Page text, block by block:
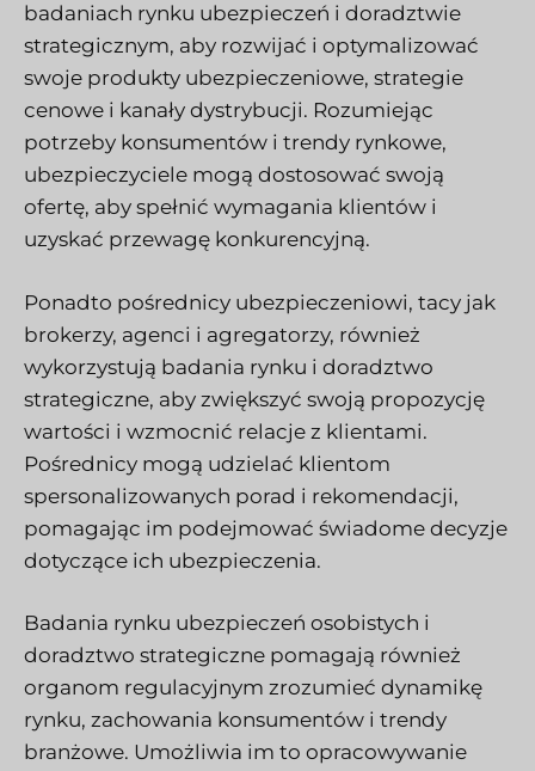
badaniach rynku ubezpieczeń i doradztwie
strategicznym, aby rozwijać i optymalizować
swoje produkty ubezpieczeniowe, strategie
cenowe i kanały dystrybucji. Rozumiejąc
potrzeby konsumentów i trendy rynkowe,
ubezpieczyciele mogą dostosować swoją
ofertę, aby spełnić wymagania klientów i
uzyskać przewagę konkurencyjną.
Ponadto pośrednicy ubezpieczeniowi, tacy jak
brokerzy, agenci i agregatorzy, również
wykorzystują badania rynku i doradztwo
strategiczne, aby zwiększyć swoją propozycję
wartości i wzmocnić relacje z klientami.
Pośrednicy mogą udzielać klientom
spersonalizowanych porad i rekomendacji,
pomagając im podejmować świadome decyzje
dotyczące ich ubezpieczenia.
Badania rynku ubezpieczeń osobistych i
doradztwo strategiczne pomagają również
organom regulacyjnym zrozumieć dynamikę
rynku, zachowania konsumentów i trendy
branżowe. Umożliwia im to opracowywanie